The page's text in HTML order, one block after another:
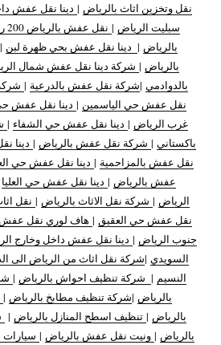
نقل وتخزين اثاث بالرياض | دينا نقل عفش
سبليت الرياض | نقل عفش بالرياض 200 ريال
بالرياض | دينا نقل عفش بحي ظهرة لبن |
بالرياض | شركة دينا نقل عفش شمال
بالدوادمي |شركة نقل عفش بالدرعية |
نقل عفش حي الياسمين | دينا نقل عفش
غرب الرياض | دينا نقل عفش حي الشفاء |
باكستاني | شركة نقل عفش بالرياض | دينا
نقل عفش بالمزاحمية | دينا نقل عفش حي
عفش بالرياض | دينا نقل عفش حي العليا
الرياض | شركة نقل الاثاث بالرياض | نقل اثاث
نقل عفش حي العقيق | هاف لوري نقل عفش
جنوب الرياض | دينا نقل عفش داخل وخارج
السويدي |شركة نقل اثاث من الرياض الى
النسيم | شركة تنظيف احواش بالرياض |
بالرياض |شركة تنظيف مطابخ بالرياض |
بالرياض | تنظيف اسطح المنازل بالرياض |
بالرياض | ونيت نقل عفش بالرياض |